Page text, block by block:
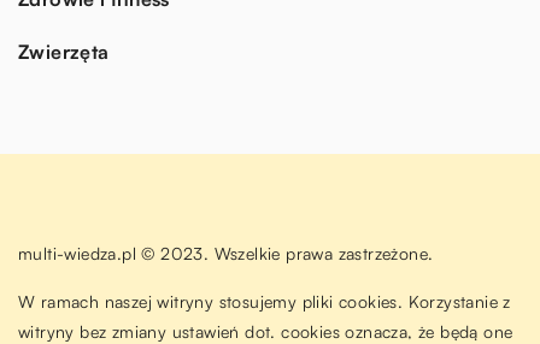
Zwierzęta
multi-wiedza.pl © 2023. Wszelkie prawa zastrzeżone.
W ramach naszej witryny stosujemy pliki cookies. Korzystanie z
witryny bez zmiany ustawień dot. cookies oznacza, że będą one